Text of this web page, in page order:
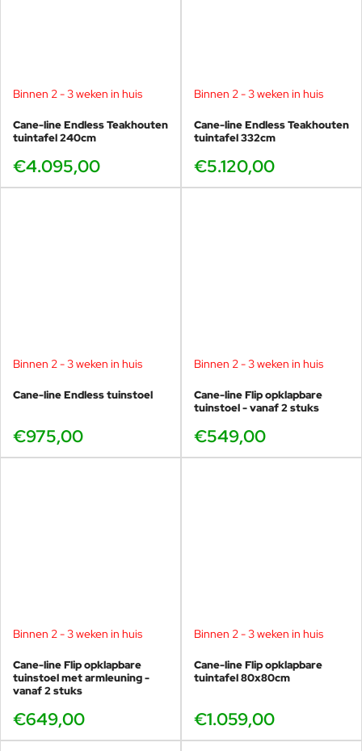
Binnen 2 - 3 weken in huis
Cane-line Endless Teakhouten
tuintafel 240cm
€4.095,00
Binnen 2 - 3 weken in huis
Cane-line Endless Teakhouten
tuintafel 332cm
€5.120,00
Binnen 2 - 3 weken in huis
Cane-line Endless tuinstoel
€975,00
Binnen 2 - 3 weken in huis
Cane-line Flip opklapbare
tuinstoel - vanaf 2 stuks
€549,00
Binnen 2 - 3 weken in huis
Cane-line Flip opklapbare
tuinstoel met armleuning -
vanaf 2 stuks
€649,00
Binnen 2 - 3 weken in huis
Cane-line Flip opklapbare
tuintafel 80x80cm
€1.059,00